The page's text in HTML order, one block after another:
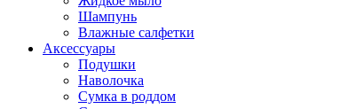
Шампунь
Влажные салфетки
Аксессуары
Подушки
Наволочка
Сумка в роддом